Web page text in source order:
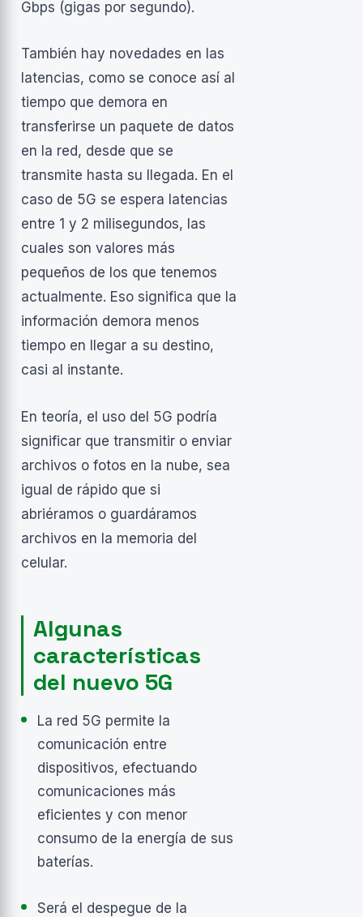
Gbps (gigas por segundo).
También hay novedades en las
latencias, como se conoce así al
tiempo que demora en
transferirse un paquete de datos
en la red, desde que se
transmite hasta su llegada. En el
caso de 5G se espera latencias
entre 1 y 2 milisegundos, las
cuales son valores más
pequeños de los que tenemos
actualmente. Eso significa que la
información demora menos
tiempo en llegar a su destino,
casi al instante.
En teoría, el uso del 5G podría
significar que transmitir o enviar
archivos o fotos en la nube, sea
igual de rápido que si
abriéramos o guardáramos
archivos en la memoria del
celular.
Algunas
características
del nuevo 5G
La red 5G permite la
comunicación entre
dispositivos, efectuando
comunicaciones más
eficientes y con menor
consumo de la energía de sus
baterías.
Será el despegue de la